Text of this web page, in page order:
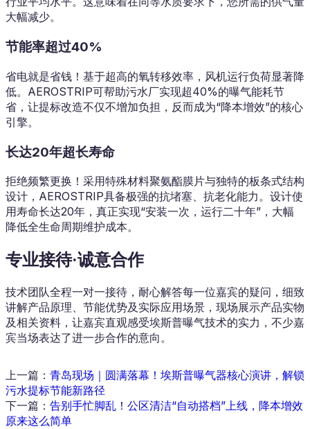
大幅减少。
节能率超过40%
省电就是省钱！基于超高的氧转移效率，风机运行负荷显著降
低。AEROSTRIP可帮助污水厂实现超40%的曝气能耗节
省，让提标改造不仅不增加负担，反而成为“降本增效”的核心
引擎。
长达20年超长寿命
拒绝频繁更换！采用特殊材料聚氨酯膜片与独特的板条式结构
设计，AEROSTRIP具备极强的抗堵塞、抗老化能力。设计使
用寿命长达20年，真正实现“安装一次，运行二十年”，大幅
降低全生命周期维护成本。
专业接待·诚意合作
技术团队全程一对一接待，耐心解答每一位嘉宾的疑问，细致
讲解产品原理、节能优势及实际应用场景，现场展示产品实物
及相关资料，让嘉宾直观感受埃斯普曝气技术的实力，不少嘉
宾当场表达了进一步合作的意向。
上一篇 ： 青岛现场｜圆满落幕！埃斯普曝气器核心演讲，解锁
污水提标节能新路径
下一篇 ： 告别手忙脚乱！公区清洁“自动搭档”上线，降本增效
原来这么简单